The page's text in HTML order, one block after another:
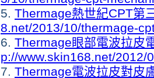
5. Thermage熱世紀CPT第
8.net/2013/10/thermage-
6. Thermage眼部電波拉皮
p://www.skin168.net/2012/
7. Thermage電波拉皮對皮